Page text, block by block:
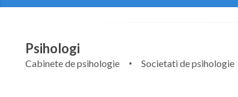
Psihologi
Cabinete de psihologie Societati de psihologie